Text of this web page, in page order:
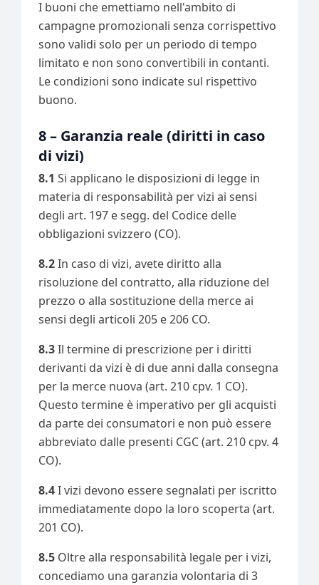
I buoni che emettiamo nell'ambito di
campagne promozionali senza corrispettivo
sono validi solo per un periodo di tempo
limitato e non sono convertibili in contanti.
Le condizioni sono indicate sul rispettivo
buono.
8 – Garanzia reale (diritti in caso
di vizi)
8.1 Si applicano le disposizioni di legge in
materia di responsabilità per vizi ai sensi
degli art. 197 e segg. del Codice delle
obbligazioni svizzero (CO).
8.2In caso di vizi, avete diritto alla
risoluzione del contratto, alla riduzione del
prezzo o alla sostituzione della merce ai
sensi degli articoli 205 e 206 CO.
8.3Il termine di prescrizione per i diritti
derivanti da vizi è di due anni dalla consegna
per la merce nuova (art. 210 cpv. 1 CO).
Questo termine è imperativo per gli acquisti
da parte dei consumatori e non può essere
abbreviato dalle presenti CGC (art. 210 cpv. 4
CO).
8.4I vizi devono essere segnalati per iscritto
immediatamente dopo la loro scoperta (art.
201 CO).
8.5 Oltre alla responsabilità legale per i vizi,
concediamo una garanzia volontaria di 3